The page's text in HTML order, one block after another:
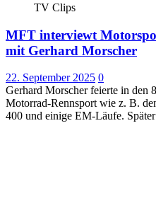
TV Clips
MFT interviewt
mit Gerhard Morscher
22. September 2025 0
Gerhard Morscher feierte in den
Motorrad-Rennsport wie z. B.
400 und einige EM-Läufe.